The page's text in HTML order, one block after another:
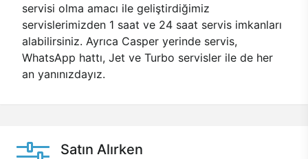
servisi olma amacı ile geliştirdiğimiz
servislerimizden 1 saat ve 24 saat servis imkanları
alabilirsiniz. Ayrıca Casper yerinde servis,
WhatsApp hattı, Jet ve Turbo servisler ile de her
an yanınızdayız.
Satın Alırken